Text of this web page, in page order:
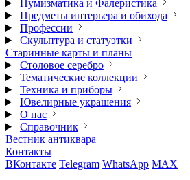
Нумизматика и Фалеристика
Предметы интерьера и обихода
Профессии
Скульптура и статуэтки
Старинные карты и планы
Столовое серебро
Тематические коллекции
Техника и приборы
Ювелирные украшения
О нас
Справочник
Вестник антиквара
Контакты
ВКонтакте Telegram WhatsApp MAX